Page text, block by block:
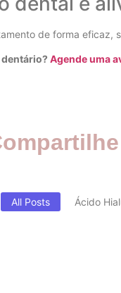
de forma
Agende uma
All Posts Ácido